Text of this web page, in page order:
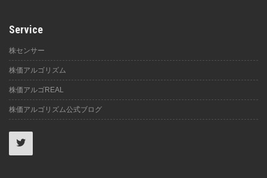
Service
株センサー
株価アルゴリズム
株価アルゴREAL
株価アルゴリズム公式ブログ